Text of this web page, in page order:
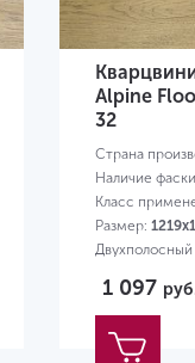
Alpine
32
Страна
Наличие
Класс
Размер:
1 097